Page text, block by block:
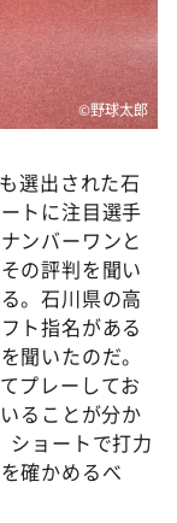
©️野球太郎
選出された石
トに注目選手
ンバーワンと
の評判を聞い
。石川県の高
ト指名がある
聞いたのだ。
プレーしてお
ることが分か
ショートで打力
確かめるべ